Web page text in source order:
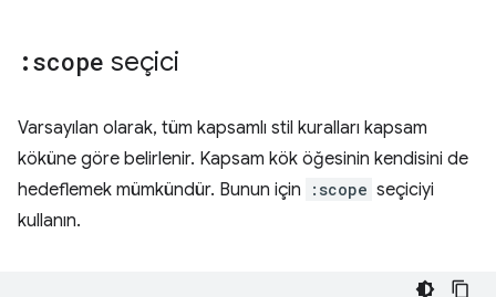
:scope seçici
Varsayılan olarak, tüm kapsamlı stil kuralları kapsam
köküne göre belirlenir. Kapsam kök öğesinin kendisini de
hedeflemek mümkündür. Bunun için
:scope seçiciyi
kullanın.